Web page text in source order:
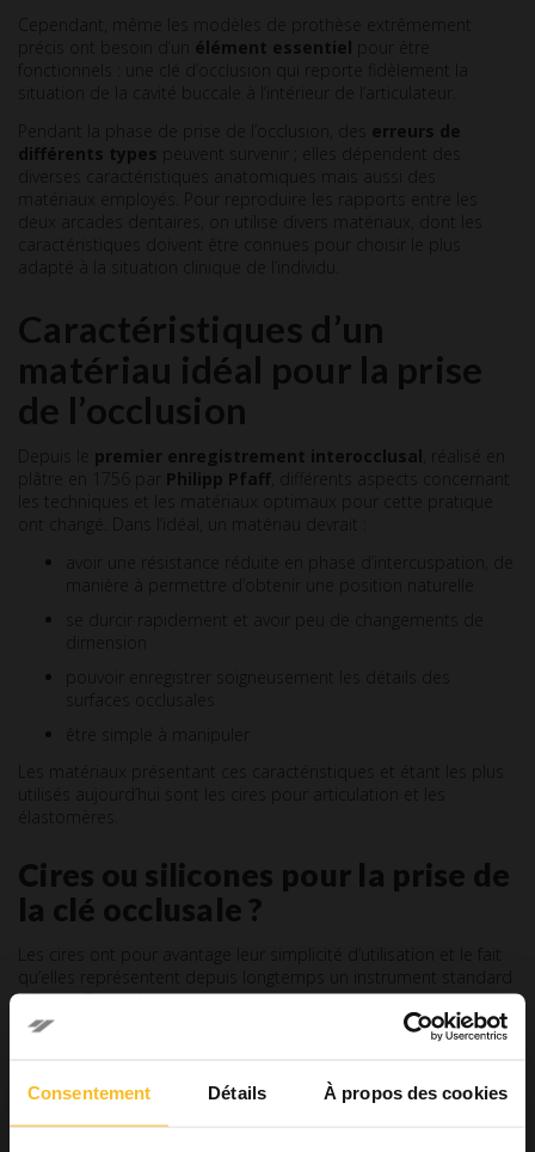
Consentement Détails À propos des cookies
Cependant, même les modèles de prothèse extrêmement
précis ont besoin d’un
élément essentiel pour être
fonctionnels : une clé d’occlusion qui reporte fidèlement la
situation de la cavité buccale à l’intérieur de l’articulateur.
Pendant la phase de prise de l’occlusion, des erreurs de
différents types peuvent survenir ; elles dépendent des
diverses caractéristiques anatomiques mais aussi des
matériaux employés. Pour reproduire les rapports entre les
deux arcades dentaires, on utilise divers matériaux, dont les
caractéristiques doivent être connues pour choisir le plus
adapté à la situation clinique de l’individu.
Caractéristiques d’un
matériau idéal pour la prise
de l’occlusion
premier enregistrement interocclusal
plâtre en 1756 par Philipp Pfaff , différents aspects concernant
les techniques et les matériaux optimaux pour cette pratique
ont changé. Dans l’idéal, un matériau devrait :
avoir une résistance réduite en phase d’intercuspation, de
manière à permettre d’obtenir une position naturelle
se durcir rapidement et avoir peu de changements de
pouvoir enregistrer soigneusement les détails des
surfaces occlusales
être simple à manipuler
Les matériaux présentant ces caractéristiques et étant les plus
utilisés aujourd’hui sont les cires pour articulation et les
élastomères.
Cires ou silicones pour la prise de
la clé occlusale ?
Les cires ont pour avantage leur simplicité d’utilisation et le fait
qu’elles représentent depuis longtemps un instrument standard
affirmé. Cependant, ce matériau ne présente pas de bonne
stabilité dimensionnelle, car il est très influencé par le
La haute déformabilité a une influence également sur les erreurs
potentielles qui peuvent avoir lieu pendant la phase de retrait
hors de la cavité buccale, de stockage et de transport.